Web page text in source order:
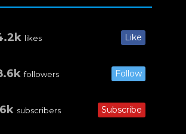
likes Like
followers Follow
subscribers Subscribe